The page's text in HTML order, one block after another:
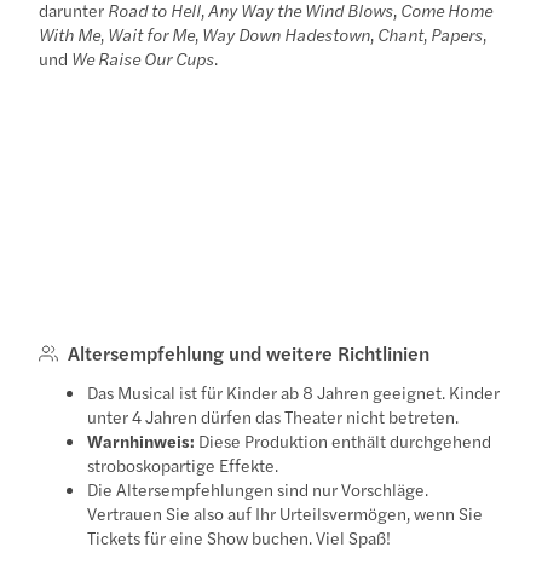
darunter Road to Hell,Any Way the Wind Blows, Come Home
With Me, Wait for Me, Way Down Hadestown, Chant, Papers,
und We Raise Our Cups.
Altersempfehlung und weitere Richtlinien
Das Musical ist für Kinder ab 8 Jahren geeignet. Kinder
unter 4 Jahren dürfen das Theater nicht betreten.
Warnhinweis: Diese Produktion enthält durchgehend
stroboskopartige Effekte.
Die Altersempfehlungen sind nur Vorschläge.
Vertrauen Sie also auf Ihr Urteilsvermögen, wenn Sie
Tickets für eine Show buchen. Viel Spaß!